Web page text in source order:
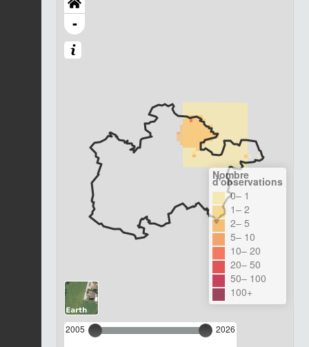
-
2005 2026
Nombre
d'observations
0– 1
1– 2
2– 5
5– 10
10– 20
20– 50
50– 100
100+